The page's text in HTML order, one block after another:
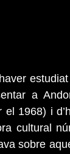
a
el 1968) i
cultural
sobre